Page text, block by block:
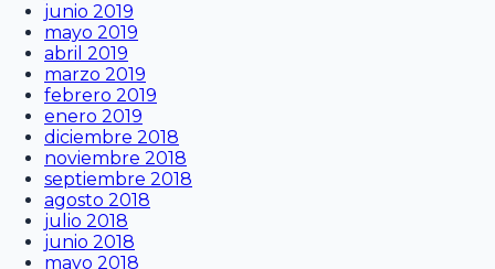
junio 2019
mayo 2019
abril 2019
marzo 2019
febrero 2019
enero 2019
diciembre 2018
noviembre 2018
septiembre 2018
agosto 2018
julio 2018
junio 2018
mayo 2018